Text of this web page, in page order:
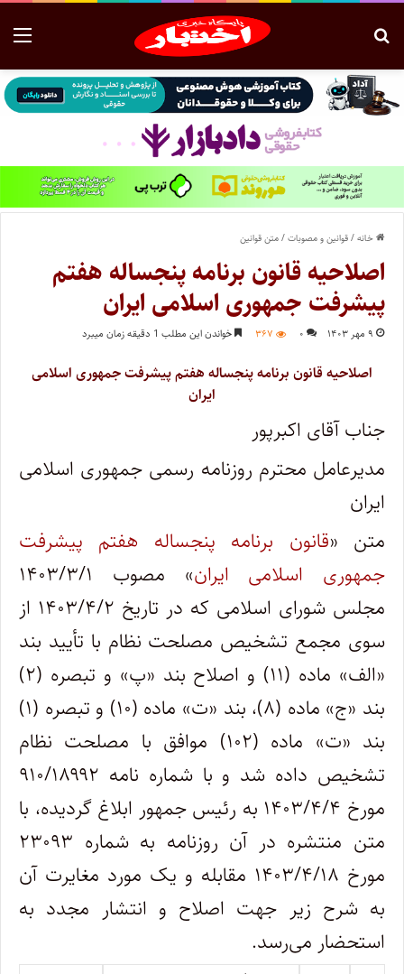
خانه/قوانین و مصوبات/متن قوانین
اصلاحیه قانون برنامه پنجساله هفتم
پیشرفت جمهوری اسلامی ایران
۹ مهر ۱۴۰۳ ۰ ۳۶۷ خواندن این مطلب 1 دقیقه زمان میبرد
اصلاحیه قانون برنامه پنجساله هفتم پیشرفت جمهوری اسلامی
ایران
جناب آقای اکبرپور
مدیرعامل محترم روزنامه رسمی جمهوری اسلامی
ایران
متن «قانون برنامه پنجساله هفتم پیشرفت
جمهوری اسلامی ایران
» مصوب ۱۴۰۳/۳/۱
مجلس شورای اسلامی که در تاریخ ۱۴۰۳/۴/۲ از
سوی مجمع تشخیص مصلحت نظام با تأیید بند
«الف» ماده (۱۱) و اصلاح بند «پ» و تبصره (۲)
بند «ج» ماده (۸)، بند «ت» ماده (۱۰) و تبصره (۱)
بند «ت» ماده (۱۰۲) موافق با مصلحت نظام
تشخیص داده شد و با شماره نامه ۹۱۰/۱۸۹۹۲
مورخ ۱۴۰۳/۴/۴ به رئیس جمهور ابلاغ گردیده، با
متن منتشره در آن روزنامه به شماره ۲۳۰۹۳
مورخ ۱۴۰۳/۴/۱۸ مقابله و یک مورد مغایرت آن
به شرح زیر جهت اصلاح و انتشار مجدد به
استحضار می‌رسد.